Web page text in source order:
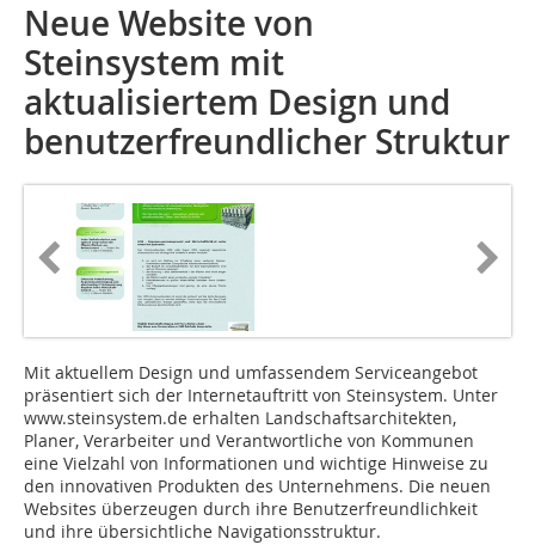
Neue Website von
Steinsystem mit
aktualisiertem Design und
benutzerfreundlicher Struktur
Mit aktuellem Design und umfassendem Serviceangebot
präsentiert sich der Internetauftritt von Steinsystem. Unter
www.steinsystem.de erhalten Landschaftsarchitekten,
Planer, Verarbeiter und Verantwortliche von Kommunen
eine Vielzahl von Informationen und wichtige Hinweise zu
den innovativen Produkten des Unternehmens. Die neuen
Websites überzeugen durch ihre Benutzerfreundlichkeit
und ihre übersichtliche Navigationsstruktur.